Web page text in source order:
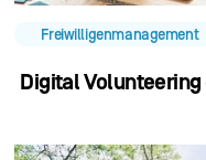
Freiwilligenmanagement
Digital